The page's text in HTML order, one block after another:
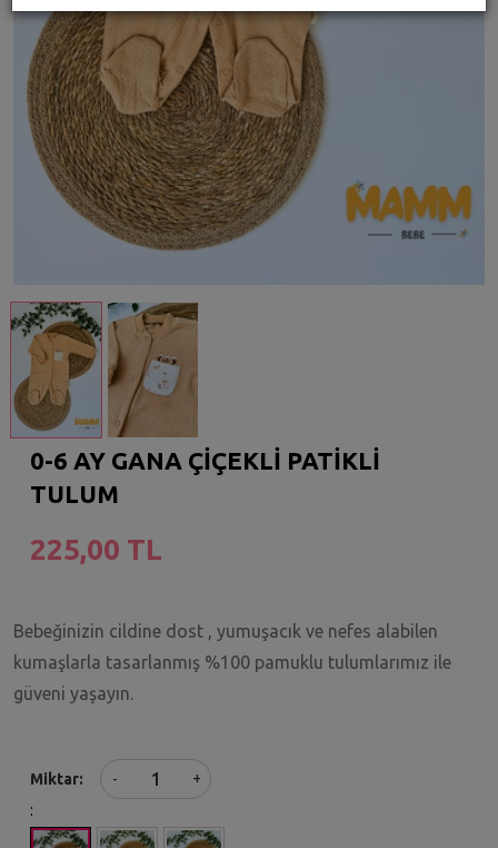
0-6 AY GANA ÇİÇEKLİ PATİKLİ
TULUM
225,00 TL
Bebeğinizin cildine dost , yumuşacık ve nefes alabilen
kumaşlarla tasarlanmış %100 pamuklu tulumlarımız ile
güveni yaşayın.
Miktar -
+
: